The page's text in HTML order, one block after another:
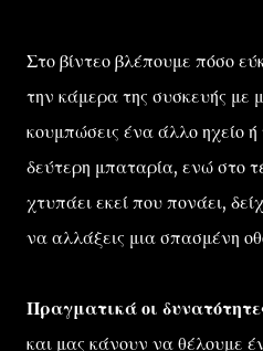
Στο βίντεο βλέπουμε πόσο
την κάμερα της συσκευής με
κουμπώσεις ένα άλλο ηχείο
δεύτερη μπαταρία, ενώ στο
χτυπάει εκεί που πονάει,
να αλλάξεις μια σπασμένη
Πραγματικά οι
και μας κάνουν να θέλουμε